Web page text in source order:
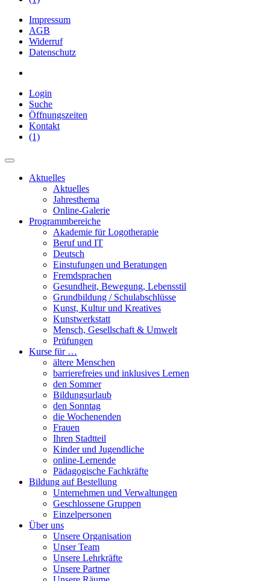
Impressum
AGB
Widerruf
Datenschutz
Login
Suche
Öffnungszeiten
Kontakt
(1)
Aktuelles
Aktuelles
Jahresthema
Online-Galerie
Programmbereiche
Akademie für Logotherapie
Beruf und IT
Deutsch
Einstufungen und Beratungen
Fremdsprachen
Gesundheit, Bewegung, Lebensstil
Grundbildung / Schulabschlüsse
Kunst, Kultur und Kreatives
Kunstwerkstatt
Mensch, Gesellschaft & Umwelt
Prüfungen
Kurse für …
ältere Menschen
barrierefreies und inklusives Lernen
den Sommer
Bildungsurlaub
den Sonntag
die Wochenenden
Frauen
Ihren Stadtteil
Kinder und Jugendliche
online-Lernende
Pädagogische Fachkräfte
Bildung auf Bestellung
Unternehmen und Verwaltungen
Geschlossene Gruppen
Einzelpersonen
Über uns
Unsere Organisation
Unser Team
Unsere Lehrkräfte
Unsere Partner